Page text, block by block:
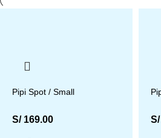
Pipi Spot / Small
S/169.00 S/